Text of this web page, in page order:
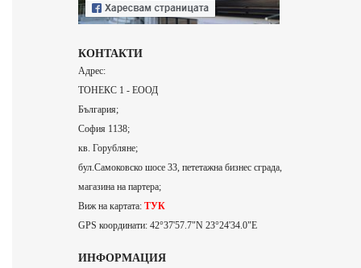
КОНТАКТИ
Адрес:
ТОНЕКС 1 - ЕООД
България;
София 1138;
кв. Горубляне;
бул.Самоковско шосе 33, пететажна бизнес сграда,
магазина на партера;
Виж на картата: ТУК
GPS координати: 42°37'57.7"N 23°24'34.0"E
ИНФОРМАЦИЯ